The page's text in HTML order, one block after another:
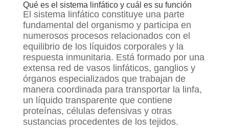
Qué es el sistema linfático y cuál es su función
El sistema linfático constituye una parte
fundamental del organismo y participa en
numerosos procesos relacionados con el
equilibrio de los líquidos corporales y la
respuesta inmunitaria. Está formado por una
extensa red de vasos linfáticos, ganglios y
órganos especializados que trabajan de
manera coordinada para transportar la linfa,
un líquido transparente que contiene
proteínas, células defensivas y otras
sustancias procedentes de los tejidos.